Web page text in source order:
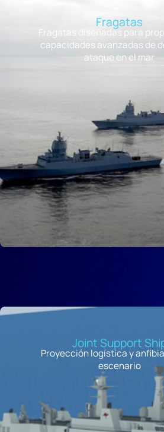
Fragatas
Fragatas diseñadas para
capacidades avanzadas de
ataque en el mar
Joint Support
Proyección logística y
escenario